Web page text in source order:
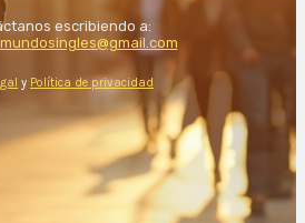
escribiendo a:
y Política de privacidad